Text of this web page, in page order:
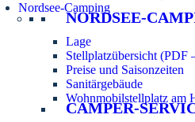
Nordsee-Camping
NORDSEE-
Lage
Stellplatzübersicht (PDF
Preise und Saisonzeiten
Sanitärgebäude
Wohnmobilstellplatz am
CAMPER-